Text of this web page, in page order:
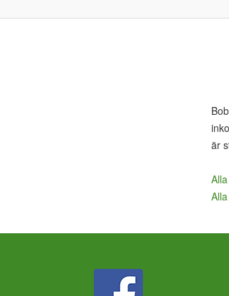
är